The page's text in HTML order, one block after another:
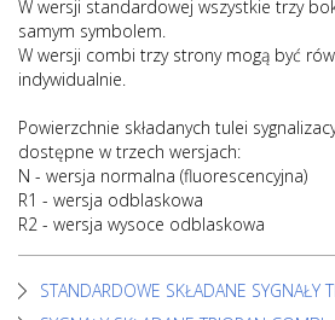
W wersji standardowej wszystkie trzy
samym symbolem.
W wersji combi trzy strony mogą być
indywidualnie.
Powierzchnie składanych tulei
dostępne w trzech wersjach:
N - wersja normalna (fluorescencyjna)
R1 - wersja odblaskowa
R2 - wersja wysoce odblaskowa
STANDARDOWE SKŁADANE SYGNAŁY